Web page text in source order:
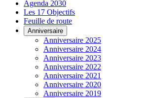
Agenda 2030
Les 17 Objectifs
Feuille de route
Anniversaire
Anniversaire 2025
Anniversaire 2024
Anniversaire 2023
Anniversaire 2022
Anniversaire 2021
Anniversaire 2020
Anniversaire 2019